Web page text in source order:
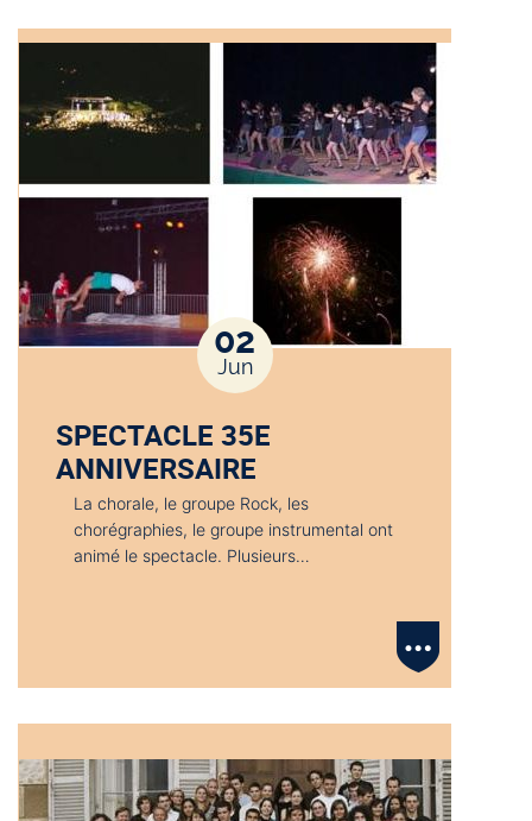
02
Jun
SPECTACLE 35E
ANNIVERSAIRE
La chorale, le groupe Rock, les
chorégraphies, le groupe instrumental ont
animé le spectacle. Plusieurs…